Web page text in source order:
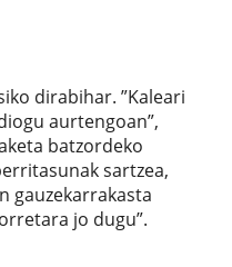
dirabihar. ”Kaleari
aurtengoan”,
batzordeko
sartzea,
gauzekarrakasta
jo dugu”.